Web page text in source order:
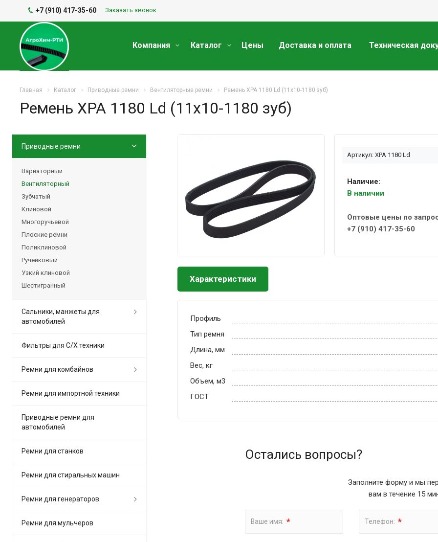
+7 (910) 417-35-60 Заказать звонок
Компания Каталог Цены Доставка и оплата Техническая
Главная Каталог Приводные ремни Вентиляторные ремни Ремень XPA 1180 Ld (11х10-1180 зуб)
Ремень XPA 1180 Ld (11х10-1180 зуб)
Артикул: XPA 1180 Ld
Наличие:
В наличии
Оптовые цены по
+7 (910) 417-35-60
Характеристики
Профиль
Тип ремня
Длина, мм
Вес, кг
Объем, м3
ГОСТ
Остались вопросы?
Заполните форму и мы
вам в течение 15
Ваше имя: * Телефон: *
Приводные ремни
Вариаторный
Вентиляторный
Зубчатый
Клиновой
Многоручьевой
Плоские ремни
Поликлиновой
Ручейковый
Узкий клиновой
Шестигранный
Сальники, манжеты для
автомобилей
Фильтры для С/Х техники
Ремни для комбайнов
Ремни для импортной техники
Приводные ремни для
автомобилей
Ремни для станков
Ремни для стиральных машин
Ремни для генераторов
Ремни для мульчеров